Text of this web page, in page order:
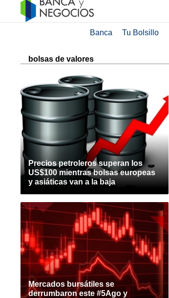
Banca Tu Bolsillo
bolsas de valores
Precios petroleros superan los
US$100 mientras bolsas europeas
y asiáticas van a la baja
Mercados bursátiles se
derrumbaron este #5Ago y